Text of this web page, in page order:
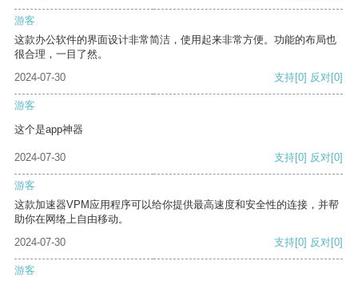
游客
这款办公软件的界面设计非常简洁，使用起来非常方便。功能的布局也
很合理，一目了然。
2024-07-30
支持[0] 反对[0]
游客
这个是app神器
2024-07-30 支持[0] 反对[0]
游客
这款加速器VPM应用程序可以给你提供最高速度和安全性的连接，并帮
助你在网络上自由移动。
2024-07-30
支持[0] 反对[0]
游客